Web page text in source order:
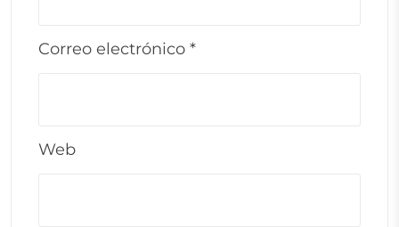
Correo electrónico *
Web